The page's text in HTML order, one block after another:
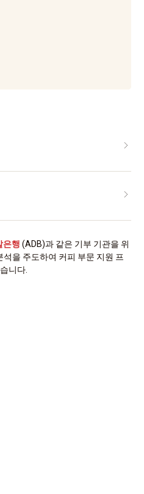
은행 (ADB)과 같은 기부 기관을 위
을 주도하여 커피 부문 지원 프
니다.